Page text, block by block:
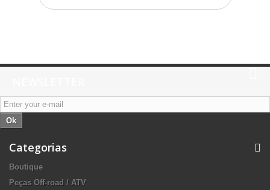
Ok
Categorias
Boutique
Peças Off-road / ATV